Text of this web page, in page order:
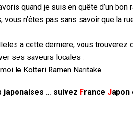
quand je suis en quête d’un bon
n’êtes pas sans savoir que la
à cette dernière, vous trouverez
ses saveurs locales .
le Kotteri Ramen Naritake.
japonaises … suivez France Japon